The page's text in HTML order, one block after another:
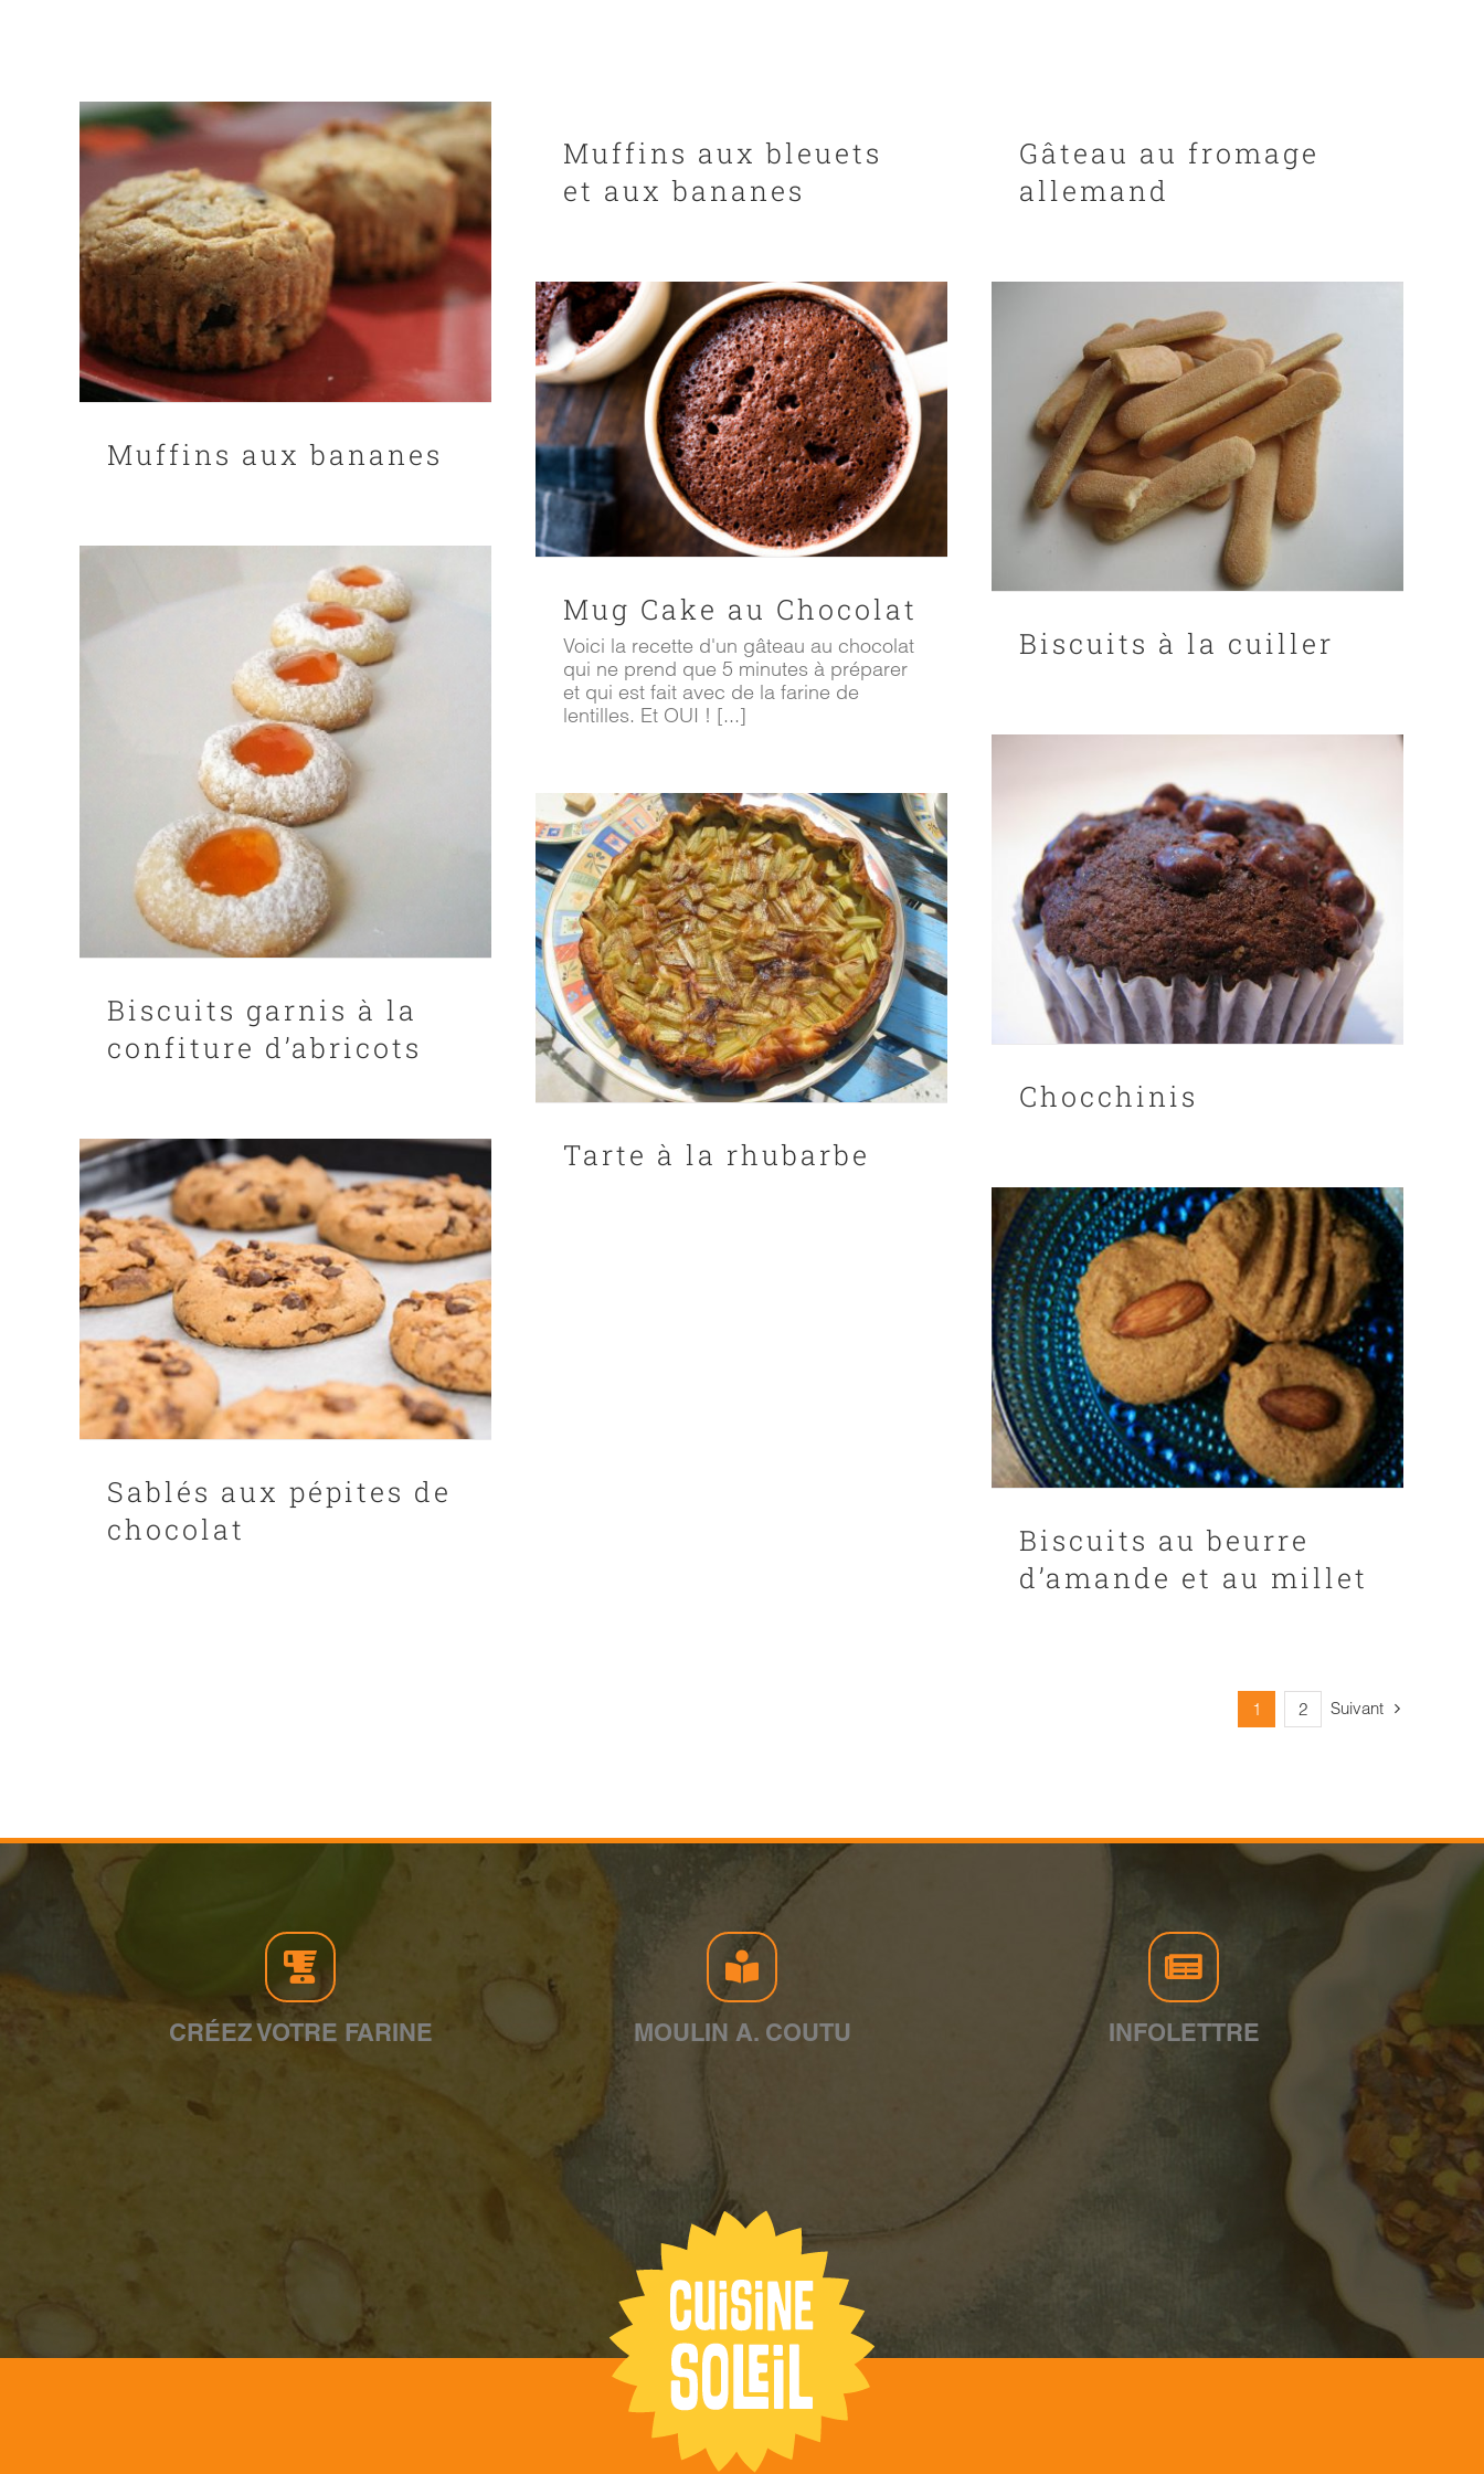
Muffins aux bananes
Muffins aux bleuets
et aux bananes
Gâteau au fromage
allemand
Mug Cake au Chocolat
Voici la recette d'un gâteau au chocolat
qui ne prend que 5 minutes à préparer
et qui est fait avec de la farine de
lentilles. Et OUI ! [...]
Biscuits à la cuiller
Biscuits garnis à la
confiture d’abricots
Chocchinis
Tarte à la rhubarbe
Sablés aux pépites de
chocolat
Biscuits au beurre
d’amande et au millet
1 2 Suivant
CRÉEZ VOTRE FARINE MOULIN A. COUTU INFOLETTRE